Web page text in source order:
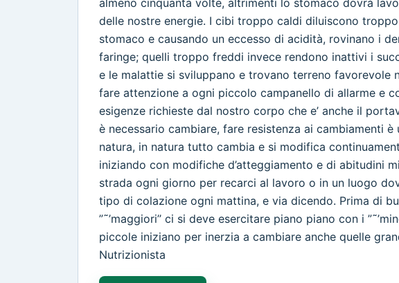
almeno cinquanta volte, altrimenti lo stomaco dovrà
delle nostre energie. I cibi troppo caldi diluiscono
stomaco e causando un eccesso di acidità, rovinano i
faringe; quelli troppo freddi invece rendono inattivi i
e le malattie si sviluppano e trovano terreno favorevole
fare attenzione a ogni piccolo campanello di allarme e
esigenze richieste dal nostro corpo che e’ anche il
è necessario cambiare, fare resistenza ai cambiamenti
natura, in natura tutto cambia e si modifica
iniziando con modifiche d’atteggiamento e di abitudini
strada ogni giorno per recarci al lavoro o in un luogo
tipo di colazione ogni mattina, e via dicendo. Prima di
”˜’maggiori’’ ci si deve esercitare piano piano con i
piccole iniziano per inerzia a cambiare anche quelle
Nutrizionista